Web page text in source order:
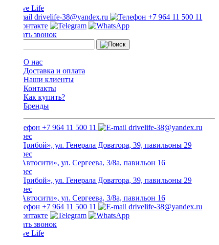
drivelife-38@yandex.ru +7 964 11 500 11
Заказать звонок
О нас
Доставка и оплата
Наши клиенты
Контакты
Как купить?
Бренды
+7 964 11 500 11 drivelife-38@yandex.ru
ТЦ «Прибой», ул. Генерала Доватора, 39, павильоны 29
ТЦ «Автосити», ул. Сергеева, 3/8а, павильон 16
ТЦ «Прибой», ул. Генерала Доватора, 39, павильоны 29
ТЦ «Автосити», ул. Сергеева, 3/8а, павильон 16
+7 964 11 500 11
drivelife-38@yandex.ru
Заказать звонок